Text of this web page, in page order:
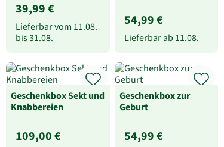
39,99 €
Lieferbar vom 11.08.
bis31.08.
54,99 €
Lieferbar ab 11.08.
Geschenkbox Sekt und
Knabbereien
109,00 €
Geschenkbox zur
Geburt
54,99 €